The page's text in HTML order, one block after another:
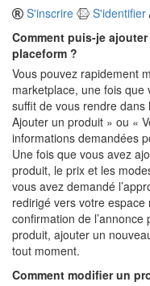
S'inscrire
S'identifier
Comment puis-je
placeform ?
Vous pouvez rapidement
marketplace, une fois
suffit de vous rendre
Ajouter un produit » ou «
informations demandées
Une fois que vous avez
produit, le prix et les
vous avez demandé
redirigé vers votre
confirmation de
produit, ajouter un
tout moment.
Comment modifier un